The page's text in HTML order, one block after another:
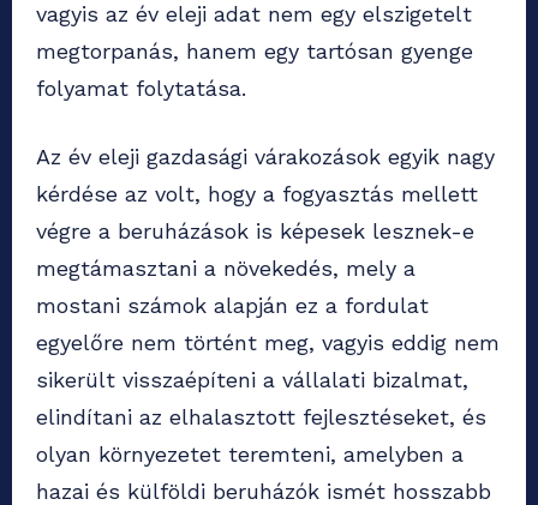
vagyis az év eleji adat nem egy elszigetelt
megtorpanás, hanem egy tartósan gyenge
folyamat folytatása.
Az év eleji gazdasági várakozások egyik nagy
kérdése az volt, hogy a fogyasztás mellett
végre a beruházások is képesek lesznek-e
megtámasztani a növekedés, mely a
mostani számok alapján ez a fordulat
egyelőre nem történt meg, vagyis eddig nem
sikerült visszaépíteni a vállalati bizalmat,
elindítani az elhalasztott fejlesztéseket, és
olyan környezetet teremteni, amelyben a
hazai és külföldi beruházók ismét hosszabb